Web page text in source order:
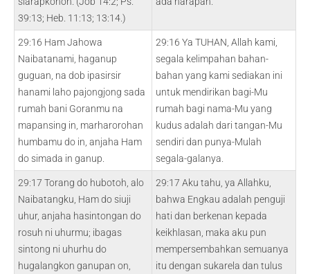
39:13; Heb. 11:13; 13:14.)
29:16 Ham Jahowa
Naibatanami, haganup
guguan, na dob ipasirsir
hanami laho pajongjong sada
rumah bani Goranmu na
mapansing in, marharorohan
humbamu do in, anjaha Ham
do simada in ganup.
29:16 Ya TUHAN, Allah kami,
segala kelimpahan bahan-
bahan yang kami sediakan ini
untuk mendirikan bagi-Mu
rumah bagi nama-Mu yang
kudus adalah dari tangan-Mu
sendiri dan punya-Mulah
segala-galanya.
29:17 Torang do hubotoh, alo
Naibatangku, Ham do siuji
uhur, anjaha hasintongan do
rosuh ni uhurmu; ibagas
sintong ni uhurhu do
hugalangkon ganupan on,
29:17 Aku tahu, ya Allahku,
bahwa Engkau adalah penguji
hati dan berkenan kepada
keikhlasan, maka aku pun
mempersembahkan semuanya
itu dengan sukarela dan tulus